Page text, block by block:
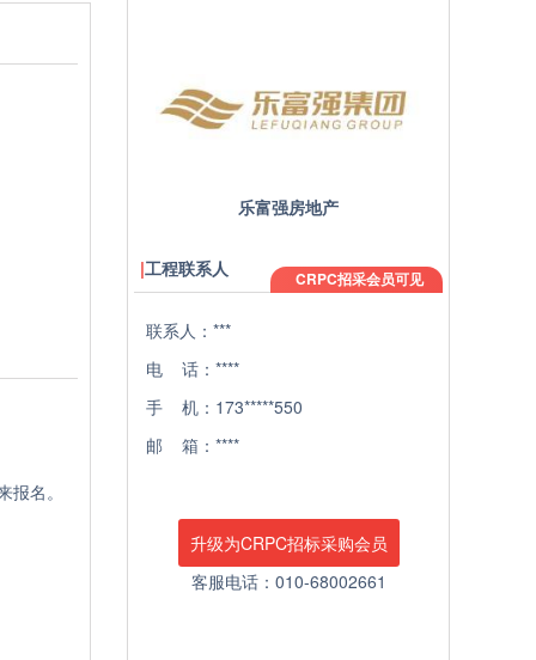
报名。
乐富强房地产
工程联系人 CRPC招采会员可见
联系人：***
电 话：****
手 机：173*****550
邮 箱：****
升级为CRPC招标采购会员
客服电话：010-68002661